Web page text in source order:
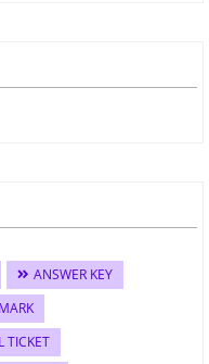
ANSWER KEY
TICKET